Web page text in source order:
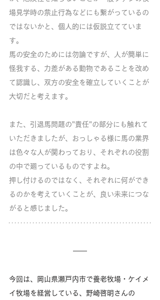
場見学時の禁止行為などにも繋がっているの
ではないかと、個人的には仮説立てていま
す。
馬の安全のためには勿論ですが、人が簡単に
怪我する、力差がある動物であることを改め
て認識し、双方の安全を確立していくことが
大切だと考えます。
また、引退馬問題の"責任"の部分にも触れて
いただきましたが、おっしゃる様に馬の業界
は色々な人が関わっており、それぞれの役割
の中で廻っているものですよね。
押し付けるのではなく、それぞれに何ができ
るのかを考えていくことが、良い未来につな
がると感じました。
今回は、岡山県瀬戸内市で養老牧場・ケイメ
イ牧場を経営している、野崎啓明さんの